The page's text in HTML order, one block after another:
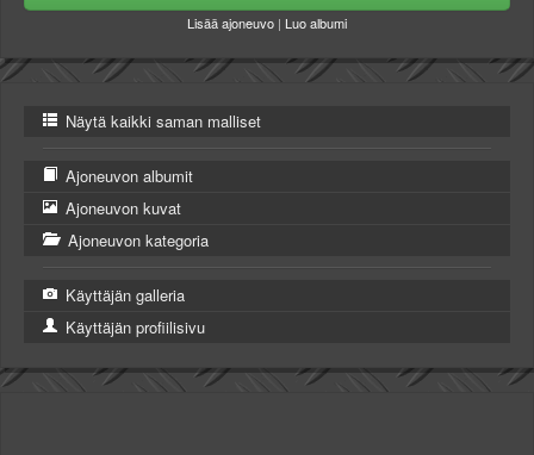
Lisää ajoneuvo | Luo albumi
Näytä kaikki saman malliset
Ajoneuvon albumit
Ajoneuvon kuvat
Ajoneuvon kategoria
Käyttäjän galleria
Käyttäjän profiilisivu